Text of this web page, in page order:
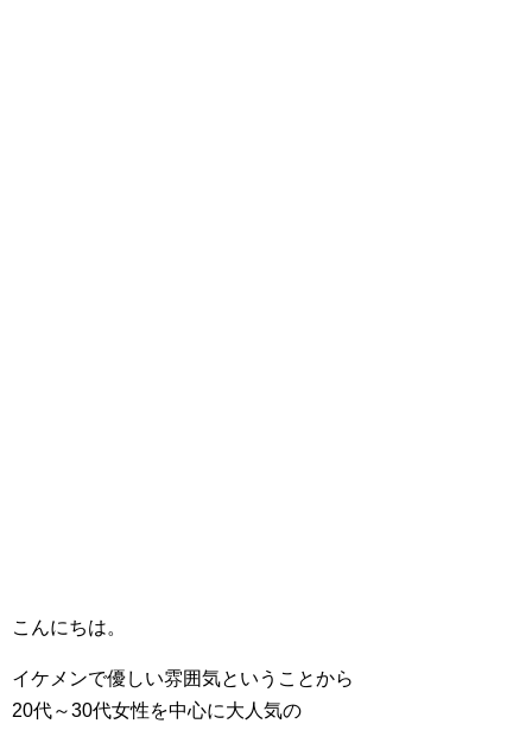
こんにちは。
イケメンで優しい雰囲気ということから
20代～30代女性を中心に大人気の